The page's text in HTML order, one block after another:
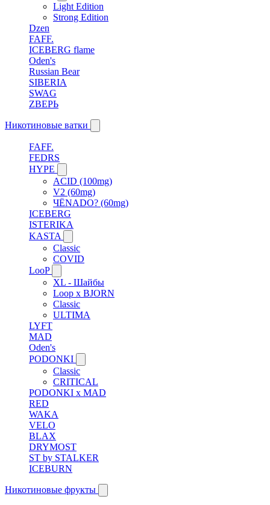
Light Edition
Strong Edition
Dzen
FAFF.
ICEBERG flame
Oden's
Russian Bear
SIBERIA
SWAG
ZВЕРЬ
Никотиновые ватки
FAFF.
FEDRS
HYPE
ACID (100mg)
V2 (60mg)
ЧЁNADO? (60mg)
ICEBERG
ISTERIKA
KASTA
Classic
COVID
LooP
XL - Шайбы
Loop x BJORN
Classic
ULTIMA
LYFT
MAD
Oden's
PODONKI
Classic
CRITICAL
PODONKI x MAD
RED
WAKA
VELO
BLAX
DRYMOST
ST by STALKER
ICEBURN
Никотиновые фрукты